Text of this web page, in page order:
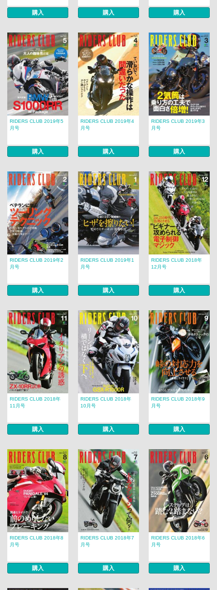
購入 購入 購入
RIDERS CLUB 2019年5
月号
購入
RIDERS CLUB 2019年4
月号
購入
RIDERS CLUB 2019年3
月号
購入
RIDERS CLUB 2019年2
月号
購入
RIDERS CLUB 2019年1
月号
購入
RIDERS CLUB 2018年
12月号
購入
RIDERS CLUB 2018年
11月号
購入
RIDERS CLUB 2018年
10月号
購入
RIDERS CLUB 2018年9
月号
購入
RIDERS CLUB 2018年8
月号
購入
RIDERS CLUB 2018年7
月号
購入
RIDERS CLUB 2018年6
月号
購入